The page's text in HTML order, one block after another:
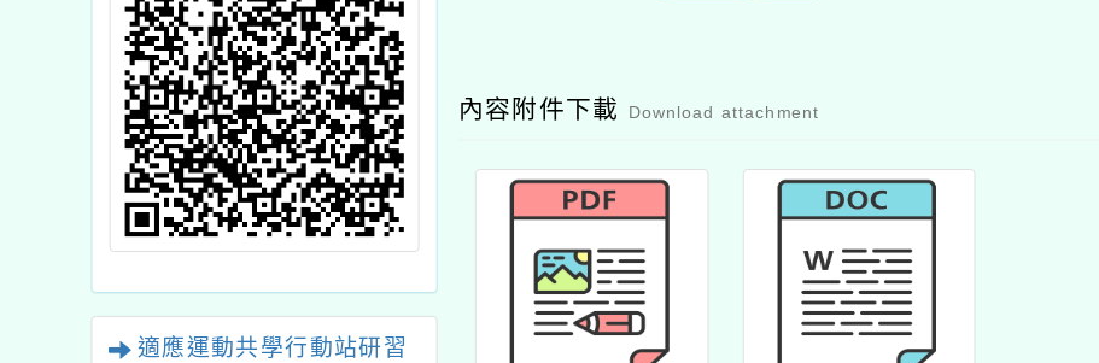
適應運動共學行動站研習
內容附件下載 Download attachment